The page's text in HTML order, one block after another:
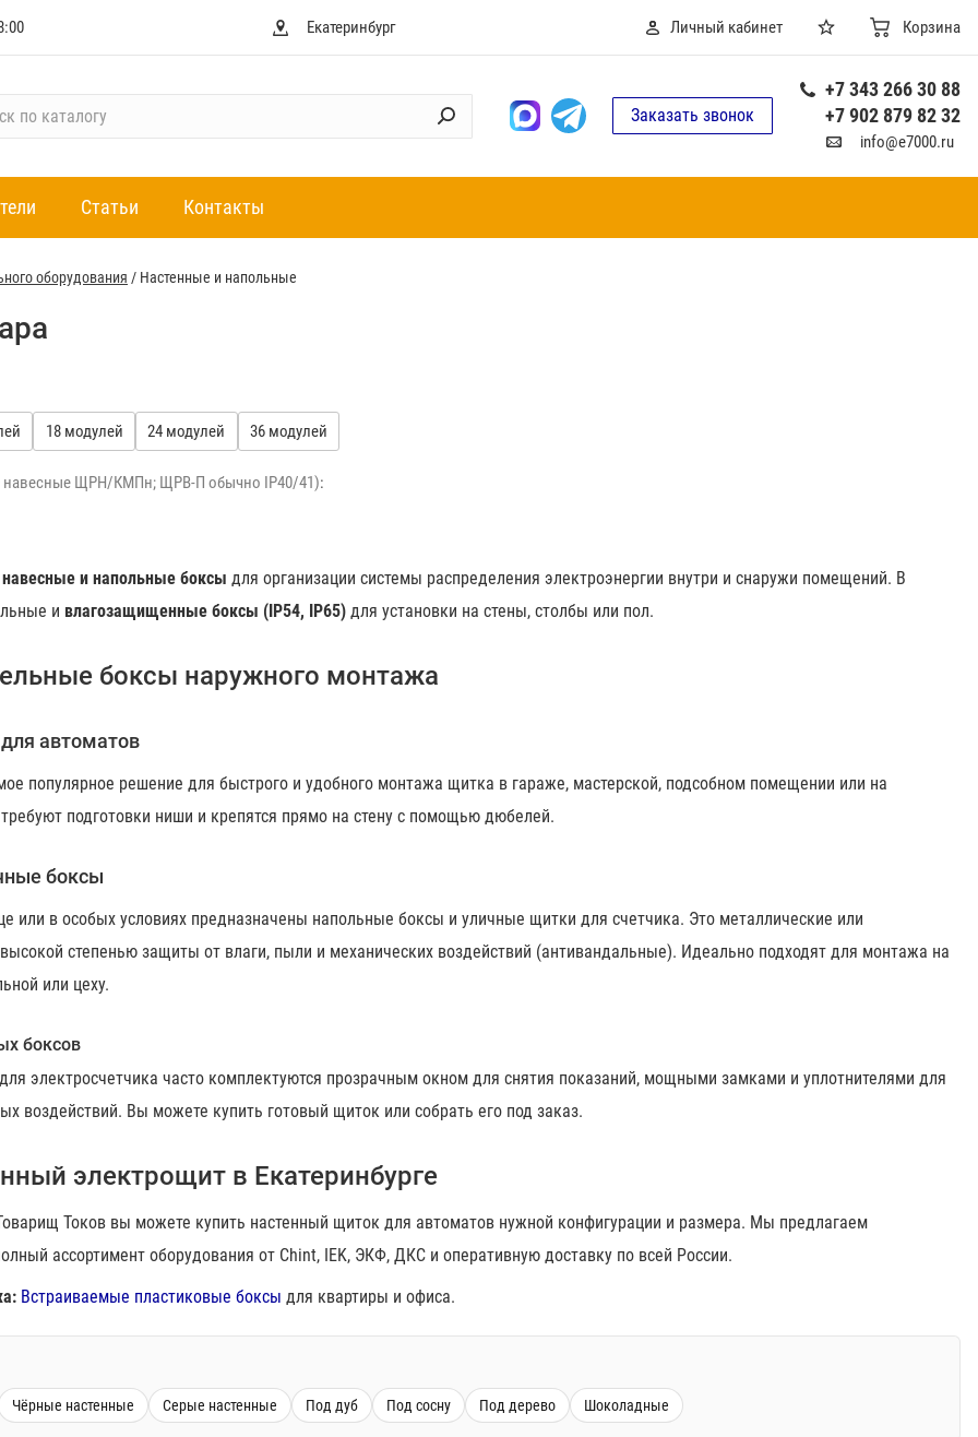
Екатеринбург Личный кабинет Корзина
Заказать звонок
+7 343 266 30 88
+7 902 879 82 32
info@e7000.ru
Статьи Контакты
оборудования / Настенные и напольные
18 модулей 24 модулей 36 модулей
навесные ЩРН/КМПн; ЩРВ-П обычно IP40/41):
навесные и напольные боксы для организации системы распределения электроэнергии внутри и снаружи помещений. В
и влагозащищенные боксы (IP54, IP65) для установки на стены, столбы или пол.
боксы наружного монтажа
автоматов
популярное решение для быстрого и удобного монтажа щитка в гараже, мастерской, подсобном помещении или на
подготовки ниши и крепятся прямо на стену с помощью дюбелей.
боксы
или в особых условиях предназначены напольные боксы и уличные щитки для счетчика. Это металлические или
степенью защиты от влаги, пыли и механических воздействий (антивандальные). Идеально подходят для монтажа на
или цеху.
боксов
электросчетчика часто комплектуются прозрачным окном для снятия показаний, мощными замками и уплотнителями для
воздействий. Вы можете купить готовый щиток или собрать его под заказ.
электрощит в Екатеринбурге
Токов вы можете купить настенный щиток для автоматов нужной конфигурации и размера. Мы предлагаем
ассортимент оборудования от Chint, IEK, ЭКФ, ДКС и оперативную доставку по всей России.
Встраиваемые пластиковые боксы для квартиры и офиса.
Чёрные настенные Серые настенные Под дуб Под сосну Под дерево Шоколадные